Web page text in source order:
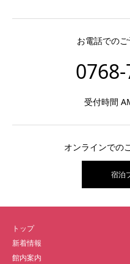
お電話での
受付時間
オンラインでの
宿泊
トップ
新着情報
館内案内